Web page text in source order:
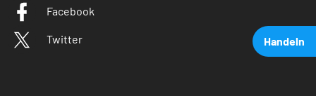
Handeln
Facebook
Twitter